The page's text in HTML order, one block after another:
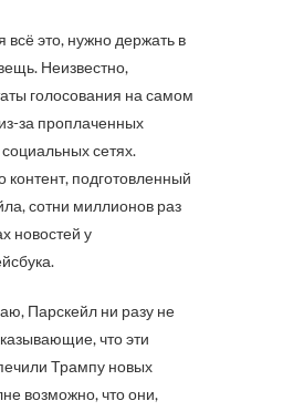
всё это, нужно держать в
Неизвестно,
голосования на самом
за проплаченных
сетях.
контент, подготовленный
сотни миллионов раз
новостей у
Парскейл ни разу не
что эти
Трампу новых
возможно, что они,